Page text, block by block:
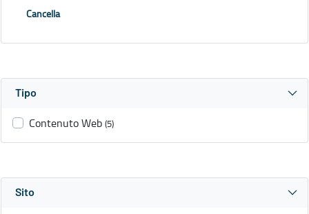
Cancella
Tipo
Contenuto Web (5)
Sito